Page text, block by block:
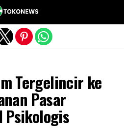
Tergelincir ke
Pasar
Psikologis
version